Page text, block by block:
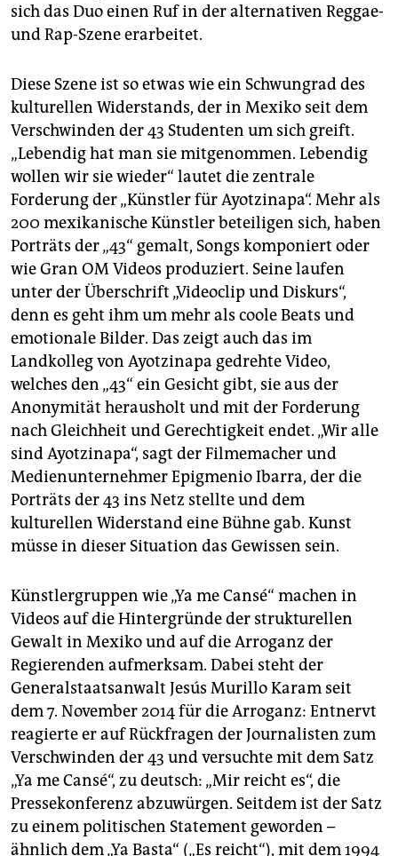
sich das Duo einen Ruf in der alternativen Reggae-
und Rap-Szene erarbeitet.
Diese Szene ist so etwas wie ein Schwungrad des
kulturellen Widerstands, der in Mexiko seit dem
Verschwinden der 43 Studenten um sich greift.
„Lebendig hat man sie mitgenommen. Lebendig
wollen wir sie wieder“ lautet die zentrale
Forderung der „Künstler für Ayotzinapa“. Mehr als
200 mexikanische Künstler beteiligen sich, haben
Porträts der „43“ gemalt, Songs komponiert oder
wie Gran OM Videos produziert. Seine laufen
unter der Überschrift „Videoclip und Diskurs“,
denn es geht ihm um mehr als coole Beats und
emotionale Bilder. Das zeigt auch das im
Landkolleg von Ayotzinapa gedrehte Video,
welches den „43“ ein Gesicht gibt, sie aus der
Anonymität herausholt und mit der Forderung
nach Gleichheit und Gerechtigkeit endet. „Wir alle
sind Ayotzinapa“, sagt der Filmemacher und
Medienunternehmer Epigmenio Ibarra, der die
Porträts der 43 ins Netz stellte und dem
kulturellen Widerstand eine Bühne gab. Kunst
müsse in dieser Situation das Gewissen sein.
Künstlergruppen wie „Ya me Cansé“ machen in
Videos auf die Hintergründe der strukturellen
Gewalt in Mexiko und auf die Arroganz der
Regierenden aufmerksam. Dabei steht der
Generalstaatsanwalt Jesús Murillo Karam seit
dem 7. November 2014 für die Arroganz: Entnervt
reagierte er auf Rückfragen der Journalisten zum
Verschwinden der 43 und versuchte mit dem Satz
„Ya me Cansé“, zu deutsch: „Mir reicht es“, die
Pressekonferenz abzuwürgen. Seitdem ist der Satz
zu einem politischen Statement geworden –
ähnlich dem „Ya Basta“ („Es reicht“), mit dem 1994